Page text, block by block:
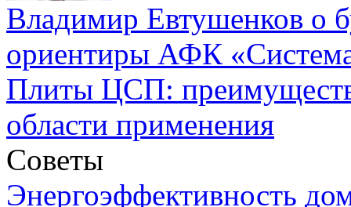
Владимир Евтушенков о
ориентиры АФК
Плиты ЦСП:
области применения
Советы
Энергоэффективность